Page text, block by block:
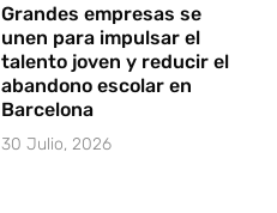
Grandes empresas se
unen para impulsar el
talento joven y reducir el
abandono escolar en
Barcelona
30 Julio, 2026